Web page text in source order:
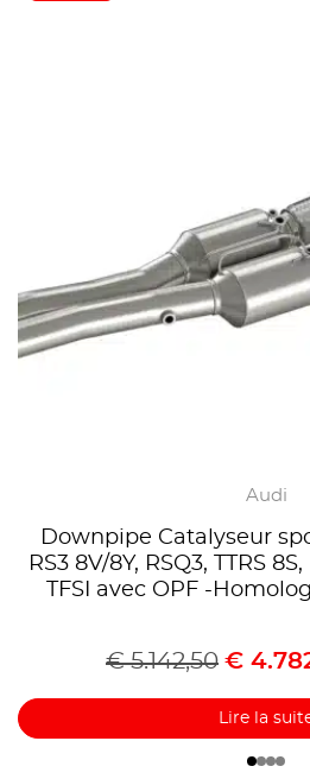
Audi
Downpipe Catalyseur
RS3 8V/8Y, RSQ3, TTRS
TFSI avec OPF -
€5.142,50 €
Lire la